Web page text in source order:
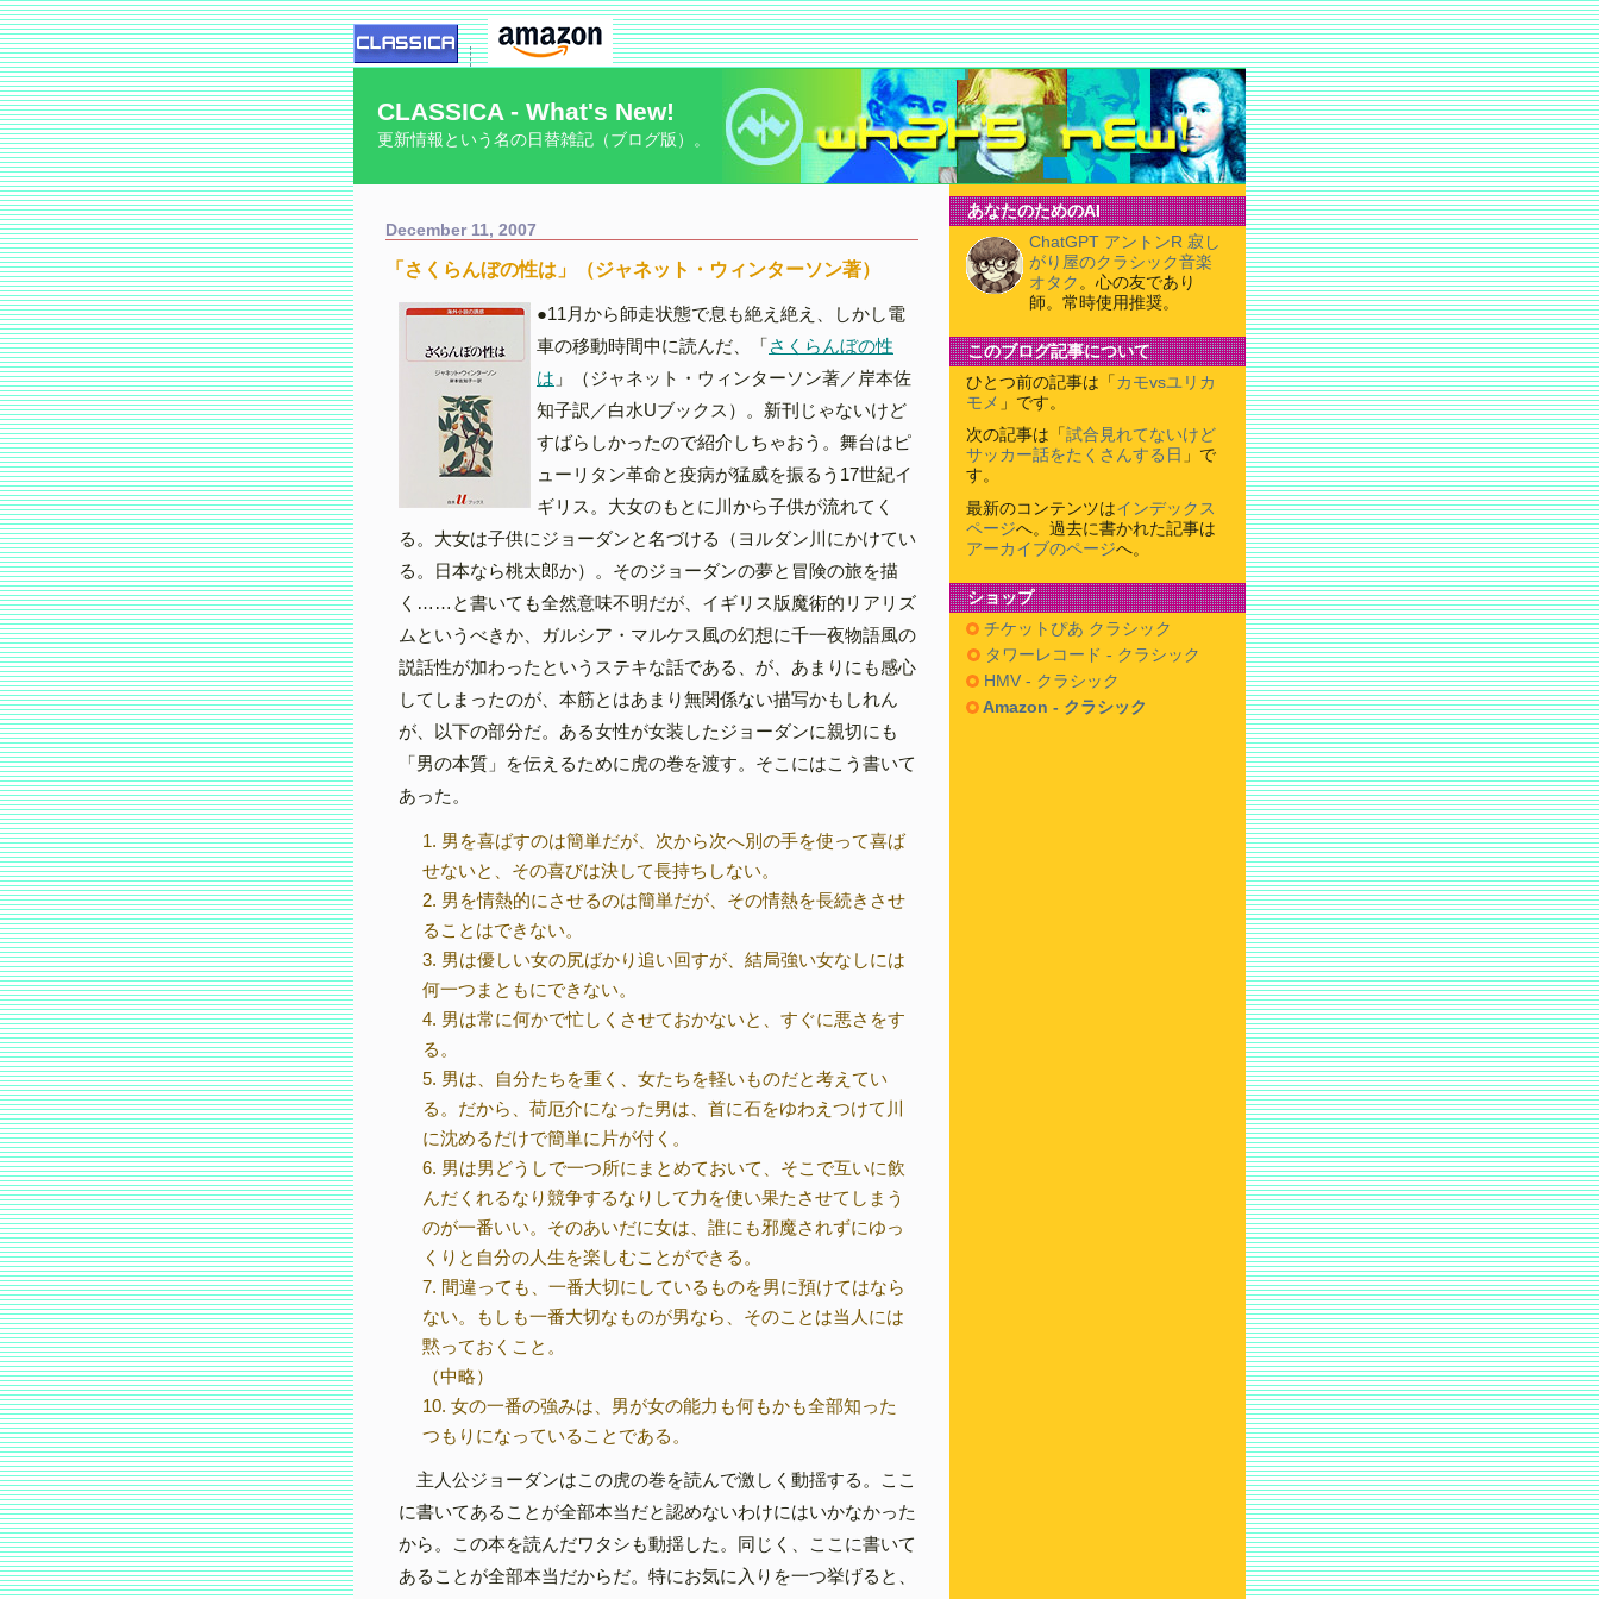
CLASSICA - What's New!
更新情報という名の日替雑記（ブログ版）。
December 11, 2007
「さくらんぼの性は」（ジャネット・ウィンターソン著）
●11月から師走状態で息も絶え絶え、しかし電
車の移動時間中に読んだ、「さくらんぼの性
は 」（ジャネット・ウィンターソン著／岸本佐
知子訳／白水Uブックス）。新刊じゃないけど
すばらしかったので紹介しちゃおう。舞台はピ
ューリタン革命と疫病が猛威を振るう17世紀イ
ギリス。大女のもとに川から子供が流れてく
る。大女は子供にジョーダンと名づける（ヨルダン川にかけてい
る。日本なら桃太郎か）。そのジョーダンの夢と冒険の旅を描
く……と書いても全然意味不明だが、イギリス版魔術的リアリズ
ムというべきか、ガルシア・マルケス風の幻想に千一夜物語風の
説話性が加わったというステキな話である、が、あまりにも感心
してしまったのが、本筋とはあまり無関係ない描写かもしれん
が、以下の部分だ。ある女性が女装したジョーダンに親切にも
「男の本質」を伝えるために虎の巻を渡す。そこにはこう書いて
あった。
1. 男を喜ばすのは簡単だが、次から次へ別の手を使って喜ば
せないと、その喜びは決して長持ちしない。
2. 男を情熱的にさせるのは簡単だが、その情熱を長続きさせ
ることはできない。
3. 男は優しい女の尻ばかり追い回すが、結局強い女なしには
何一つまともにできない。
4. 男は常に何かで忙しくさせておかないと、すぐに悪さをす
る。
5. 男は、自分たちを重く、女たちを軽いものだと考えてい
る。だから、荷厄介になった男は、首に石をゆわえつけて川
に沈めるだけで簡単に片が付く。
6. 男は男どうしで一つ所にまとめておいて、そこで互いに飲
んだくれるなり競争するなりして力を使い果たさせてしまう
のが一番いい。そのあいだに女は、誰にも邪魔されずにゆっ
くりと自分の人生を楽しむことができる。
7. 間違っても、一番大切にしているものを男に預けてはなら
ない。もしも一番大切なものが男なら、そのことは当人には
黙っておくこと。
（中略）
10. 女の一番の強みは、男が女の能力も何もかも全部知った
つもりになっていることである。
主人公ジョーダンはこの虎の巻を読んで激しく動揺する。ここ
に書いてあることが全部本当だと認めないわけにはいかなかった
から。この本を読んだワタシも動揺した。同じく、ここに書いて
あることが全部本当だからだ。特にお気に入りを一つ挙げると、
あなたのためのAI
ChatGPT アントンR 寂し
がり屋のクラシック音楽
オタク 。心の友であり
師。常時使用推奨。
このブログ記事について
ひとつ前の記事は「 カモvsユリカ
モメ 」です。
次の記事は「 試合見れてないけど
サッカー話をたくさんする日 」で
す。
最新のコンテンツはインデックス
ページへ。過去に書かれた記事は
アーカイブのページへ。
ショップ
チケットぴあ クラシック
タワーレコード - クラシック
HMV - クラシック
Amazon - クラシック